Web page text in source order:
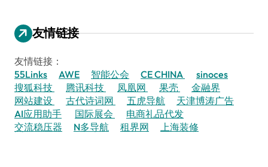
友情链接
友情链接：
55Links
AWE 智能公会 CE CHINA
sinoces
搜狐科技
腾讯科技 凤凰网 果壳
金融界
网站建设
古代诗词网 五虎导航
天津博涛广告
AI应用助手
国际展会
电商礼品代发
交流稳压器
N多导航 租界网 上海装修